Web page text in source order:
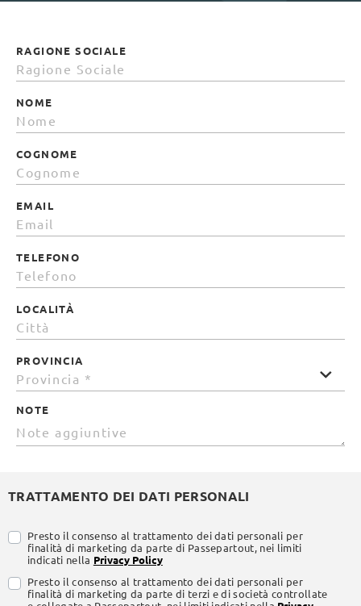
RAGIONE SOCIALE
NOME
COGNOME
EMAIL
TELEFONO
LOCALITÀ
PROVINCIA
NOTE
TRATTAMENTO DEI DATI PERSONALI
Presto il consenso al trattamento dei dati personali per
finalità di marketing da parte di Passepartout, nei limiti
indicati nella Privacy Policy
Presto il consenso al trattamento dei dati personali per
finalità di marketing da parte di terzi e di società controllate